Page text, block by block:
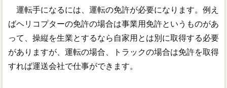
運転手になるには、運転の免許が必要になります。例え
ばヘリコプターの免許の場合は事業用免許というものがあ
って、操縦を生業とするなら自家用とは別に取得する必要
がありますが、運転の場合、トラックの場合は免許を取得
すれば運送会社で仕事ができます。